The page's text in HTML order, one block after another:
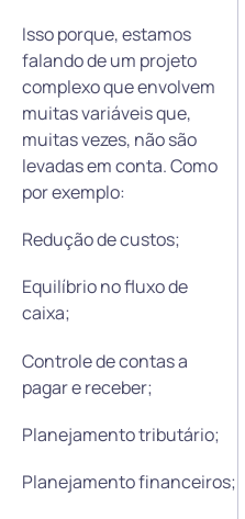
Isso porque, estamos
falando de um projeto
complexo que envolvem
muitas variáveis que,
muitas vezes, não são
levadas em conta. Como
por exemplo:
Redução de custos;
Equilíbrio no fluxo de
caixa;
Controle de contas a
pagar e receber;
Planejamento tributário;
Planejamento financeiros;